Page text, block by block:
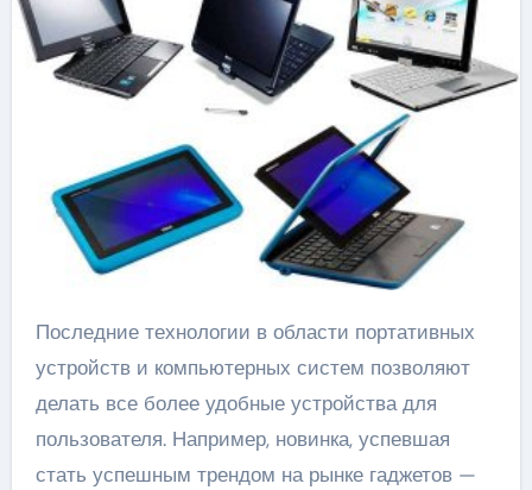
Последние технологии в области портативных
устройств и компьютерных систем позволяют
делать все более удобные устройства для
пользователя. Например, новинка, успевшая
стать успешным трендом на рынке гаджетов —